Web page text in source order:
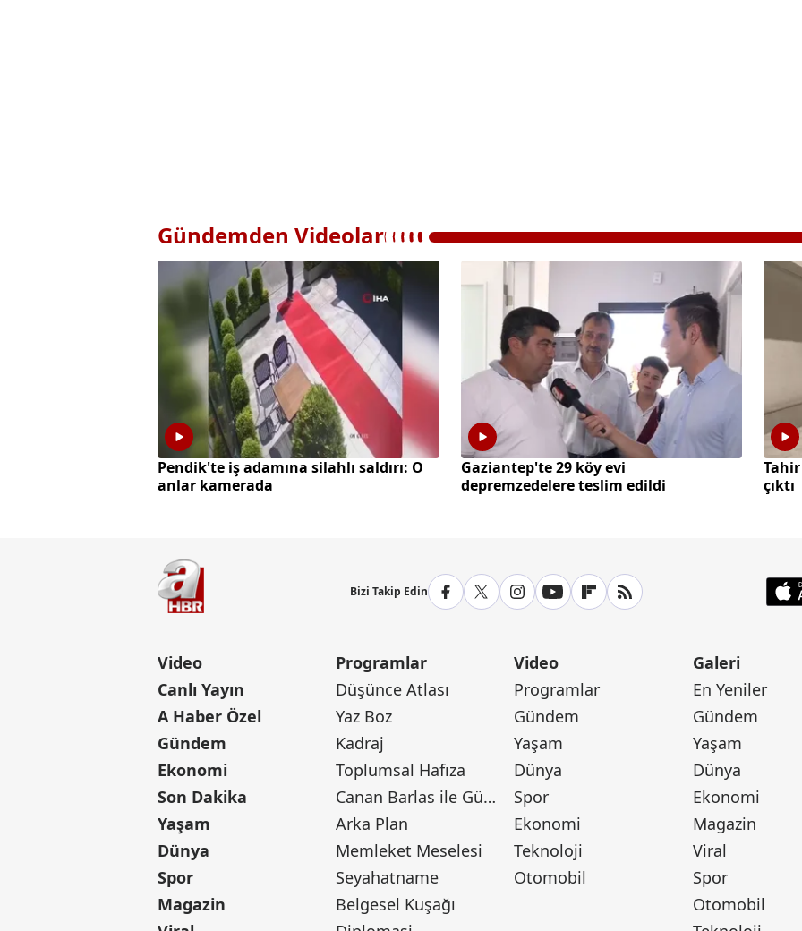
Gündemden Videolar
Pendik'te iş adamına silahlı saldırı: O
anlar kamerada
Gaziantep'te 29 köy evi
depremzedelere teslim edildi
çıktı
Bizi Takip Edin
Video
Canlı Yayın
A Haber Özel
Gündem
Ekonomi
Son Dakika
Yaşam
Dünya
Spor
Magazin
Programlar
Düşünce Atlası
Yaz Boz
Kadraj
Toplumsal Hafıza
Canan Barlas ile Gündem
Arka Plan
Memleket Meselesi
Seyahatname
Belgesel Kuşağı
Video
Programlar
Gündem
Yaşam
Dünya
Spor
Ekonomi
Teknoloji
Otomobil
Galeri
En Yeniler
Gündem
Yaşam
Dünya
Ekonomi
Magazin
Viral
Spor
Otomobil